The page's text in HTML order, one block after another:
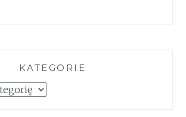
KATEGORIE